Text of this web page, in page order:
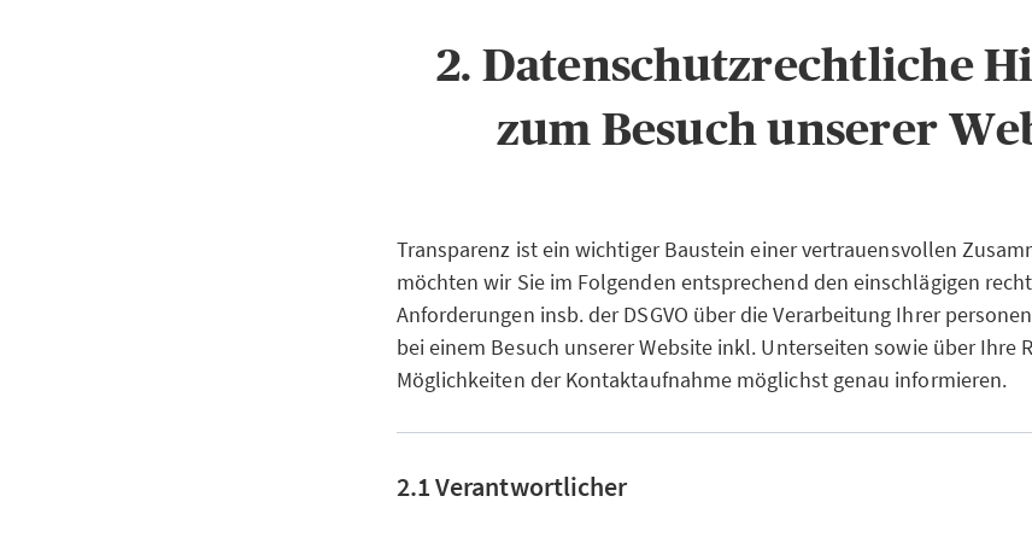
2. Datenschutzrechtliche
zum Besuch unserer
Transparenz ist ein wichtiger Baustein einer vertrauensvollen
möchten wir Sie im Folgenden entsprechend den einschlägigen
Anforderungen insb. der DSGVO über die Verarbeitung Ihrer
bei einem Besuch unserer Website inkl. Unterseiten sowie über Ihre
Möglichkeiten der Kontaktaufnahme möglichst genau informieren.
2.1 Verantwortlicher